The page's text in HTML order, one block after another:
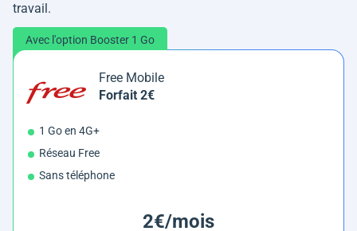
travail.
Avec l'option Booster 1 Go
Free Mobile
Forfait 2€
1 Go en 4G+
Réseau Free
Sans téléphone
2€/mois